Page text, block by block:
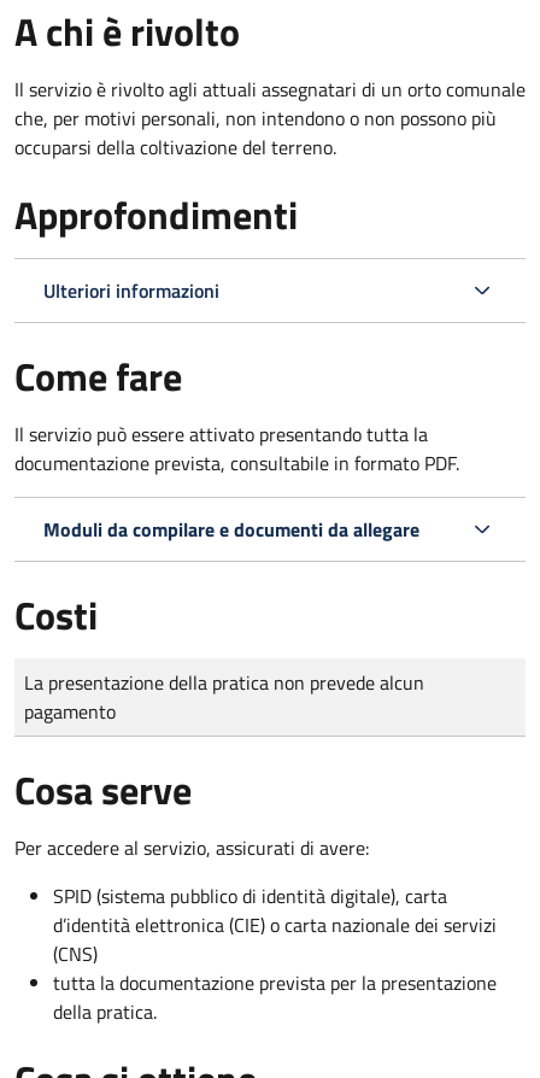
A chi è rivolto
Il servizio è rivolto agli attuali assegnatari di un orto comunale
che, per motivi personali, non intendono o non possono più
occuparsi della coltivazione del terreno.
Approfondimenti
Ulteriori informazioni
Come fare
Il servizio può essere attivato presentando tutta la
documentazione prevista, consultabile in formato PDF.
Moduli da compilare e documenti da allegare
Costi
Tipo di pagamento
Importo
La presentazione della pratica non prevede alcun
pagamento
Cosa serve
Per accedere al servizio, assicurati di avere:
SPID (sistema pubblico di identità digitale), carta
d’identità elettronica (CIE) o carta nazionale dei servizi
(CNS)
tutta la documentazione prevista per la presentazione
della pratica.